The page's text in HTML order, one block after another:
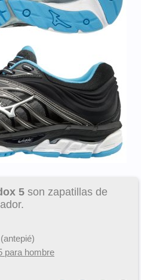
5 son zapatillas de
para hombre